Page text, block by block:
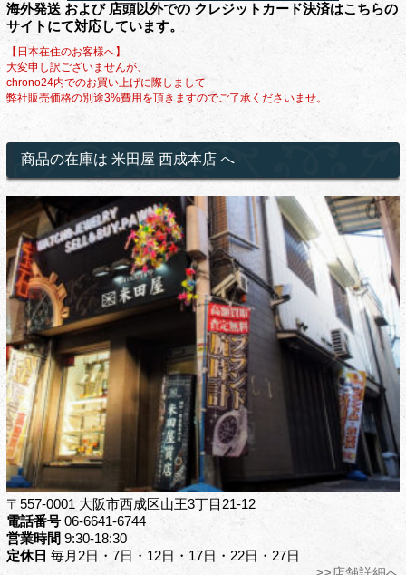
海外発送 および 店頭以外での クレジットカード決済はこちらの
サイトにて対応しています。
【日本在住のお客様へ】
大変申し訳ございませんが、
chrono24内でのお買い上げに際しまして
弊社販売価格の別途3%費用を頂きますのでご了承くださいませ。
商品の在庫は 米田屋 西成本店 へ
〒557-0001 大阪市西成区山王3丁目21-12
電話番号06-6641-6744
営業時間 9:30-18:30
定休日 毎月2日・7日・12日・17日・22日・27日